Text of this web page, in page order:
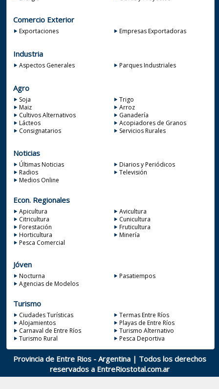
Comercio Exterior
Exportaciones Empresas Exportadoras
Industria
Aspectos Generales Parques Industriales
Agro
Soja
Trigo
Maiz
Arroz
Cultivos Alternativos
Ganadería
Lácteos
Acopiadores de Granos
Consignatarios
Servicios Rurales
Noticias
Últimas Noticias
Diarios y Periódicos
Radios
Televisión
Medios Online
Econ. Regionales
Apicultura
Avicultura
Citricultura
Cunicultura
Forestación
Fruticultura
Horticultura
Minería
Pesca Comercial
Jóven
Nocturna
Pasatiempos
Agencias de Modelos
Turismo
Ciudades Turísticas
Termas Entre Ríos
Alojamientos
Playas de Entre Ríos
Carnaval de Entre Ríos
Turismo Alternativo
Turismo Rural
Pesca Deportiva
Provincia de Entre Rios - Argentina | Todos los derechos
reservados a EntreRiostotal.com.ar